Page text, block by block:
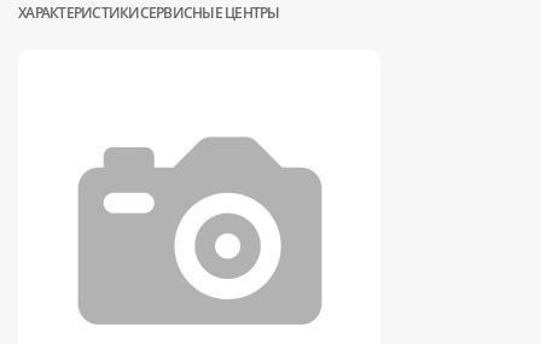
ХАРАКТЕРИСТИКИСЕРВИСНЫЕ ЦЕНТРЫ